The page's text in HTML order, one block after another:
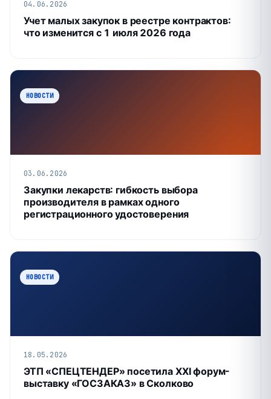
04.06.2026
Учет малых закупок в реестре контрактов:
что изменится с 1 июля 2026 года
НОВОСТИ
03.06.2026
Закупки лекарств: гибкость выбора
производителя в рамках одного
регистрационного удостоверения
НОВОСТИ
18.05.2026
ЭТП «СПЕЦТЕНДЕР» посетила XXI форум-
выставку «ГОСЗАКАЗ» в Сколково